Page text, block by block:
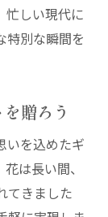
忙しい現代に
特別な瞬間を
贈ろう
いを込めたギ
は長い間、
てきました